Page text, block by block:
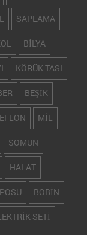
SAPLAMA
BİLYA
KÖRÜK TASI
BEŞİK
MİL
SOMUN
HALAT
BOBİN
SETİ